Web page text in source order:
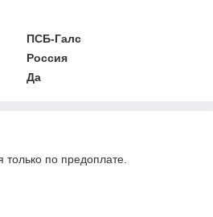
ПСБ-Галс
Россия
Да
только по предоплате.